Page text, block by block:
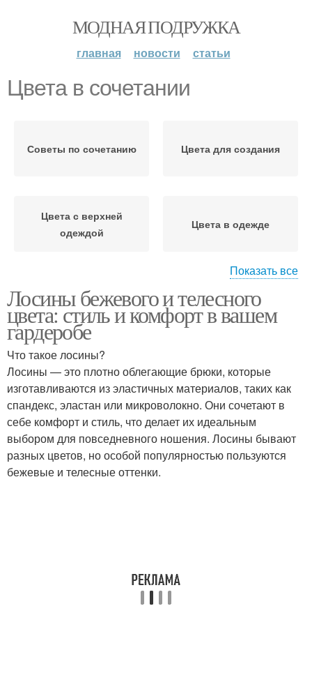
МОДНАЯ ПОДРУЖКА
главная новости статьи
Цвета в сочетании
Советы по сочетанию Цвета для создания
Цвета с верхней
одеждой
Цвета в одежде
Теплые цветы Цветы в одежде
Удачные сочетания Цвета в интерьере
Цветы в интерьере
Цвета в мужской
одежде
Показать все
Лосины бежевого и телесного
цвета: стиль и комфорт в вашем
гардеробе
Что такое лосины?
Лосины — это плотно облегающие брюки, которые
изготавливаются из эластичных материалов, таких как
спандекс, эластан или микроволокно. Они сочетают в
себе комфорт и стиль, что делает их идеальным
выбором для повседневного ношения. Лосины бывают
разных цветов, но особой популярностью пользуются
бежевые и телесные оттенки.